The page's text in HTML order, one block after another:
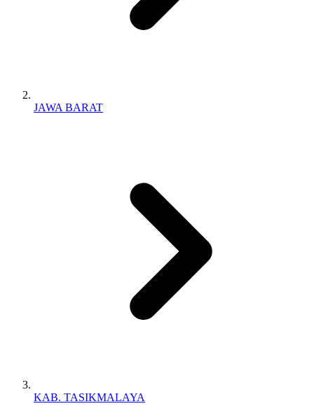
JAWA BARAT
KAB. TASIKMALAYA